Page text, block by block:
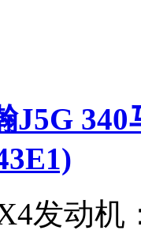
J5G
发动机